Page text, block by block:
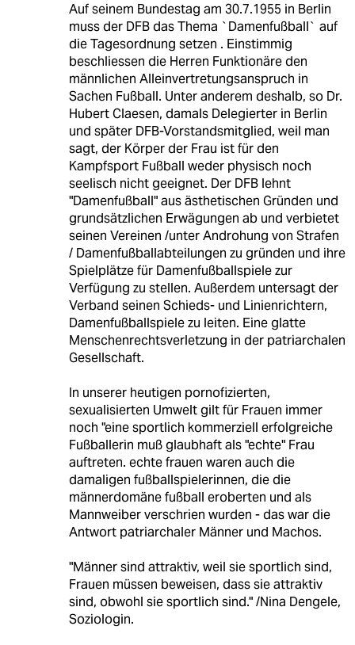
Auf seinem Bundestag am 30.7.1955 in Berlin
muss der DFB das Thema `Damenfußball` auf
die Tagesordnung setzen . Einstimmig
beschliessen die Herren Funktionäre den
männlichen Alleinvertretungsanspruch in
Sachen Fußball. Unter anderem deshalb, so Dr.
Hubert Claesen, damals Delegierter in Berlin
und später DFB-Vorstandsmitglied, weil man
sagt, der Körper der Frau ist für den
Kampfsport Fußball weder physisch noch
seelisch nicht geeignet. Der DFB lehnt
"Damenfußball" aus ästhetischen Gründen und
grundsätzlichen Erwägungen ab und verbietet
seinen Vereinen /unter Androhung von Strafen
/ Damenfußballabteilungen zu gründen und ihre
Spielplätze für Damenfußballspiele zur
Verfügung zu stellen. Außerdem untersagt der
Verband seinen Schieds- und Linienrichtern,
Damenfußballspiele zu leiten. Eine glatte
Menschenrechtsverletzung in der patriarchalen
Gesellschaft.
In unserer heutigen pornofizierten,
sexualisierten Umwelt gilt für Frauen immer
noch "eine sportlich kommerziell erfolgreiche
Fußballerin muß glaubhaft als "echte" Frau
auftreten. echte frauen waren auch die
damaligen fußballspielerinnen, die die
männerdomäne fußball eroberten und als
Mannweiber verschrien wurden - das war die
Antwort patriarchaler Männer und Machos.
"Männer sind attraktiv, weil sie sportlich sind,
Frauen müssen beweisen, dass sie attraktiv
sind, obwohl sie sportlich sind." /Nina Dengele,
Soziologin.